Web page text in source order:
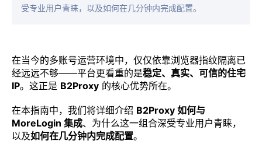
受专业用户青睐，以及如何在几分钟内完成配置。
在当今的多账号运营环境中，仅仅依靠浏览器指纹隔离已
经远远不够——平台更看重的是稳定、真实、可信的住宅
IP。这正是 B2Proxy 的核心优势所在。
在本指南中，我们将详细介绍 B2Proxy 如何与
MoreLogin 集成、为什么这一组合深受专业用户青睐，
以及如何在几分钟内完成配置。